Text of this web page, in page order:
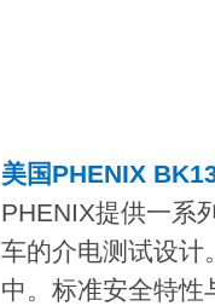
美国PHENIX
PHENIX提供一系
车的介电测试设计
中。标准安全特性